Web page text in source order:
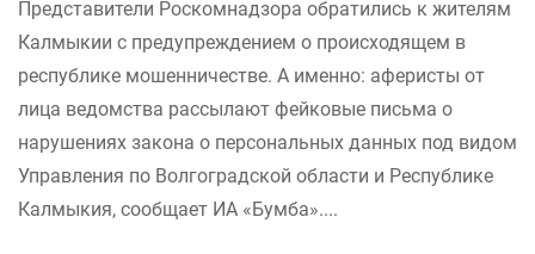
Представители Роскомнадзора обратились к жителям
Калмыкии с предупреждением о происходящем в
республике мошенничестве. А именно: аферисты от
лица ведомства рассылают фейковые письма о
нарушениях закона о персональных данных под видом
Управления по Волгоградской области и Республике
Калмыкия, сообщает ИА «Бумба»....